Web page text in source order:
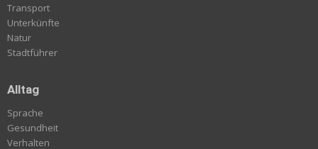
Transport
Unterkünfte
Natur
Stadtführer
Alltag
Sprache
Gesundheit
Verhalten